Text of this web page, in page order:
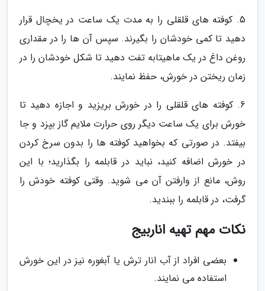
5. کوفته های قلقلی را به مدت یک ساعت در یخچال قرار
دهید تا کمی خودشان را بگیرند. سپس آن ها را در مقداری
روغن داغ در یک ماهیتابه تفت دهید تا شکل خودشان را در
زمان ریختن در خورش، حفظ نمایند.
6. کوفته های قلقلی را در خورش بریزید و اجازه دهید تا
خورش برای یک ساعت دیگر روی حرارت ملایم گاز بپزد و جا
بیفتد. در صورتی که بخواهید کوفته ها را بدون سرخ کردن
در خورش اضافه کنید، نباید در قابلمه را بگذارید؛ با این
روش، مانع از وارفتن آن می شوید. وقتی کوفته خودش را
گرفت، در قابلمه را ببندید.
نکات مهم تهیه اناربیج
بعضی افراد از آب انار ترش یا آبغوره نیز در این خورش
استفاده می نمایند.